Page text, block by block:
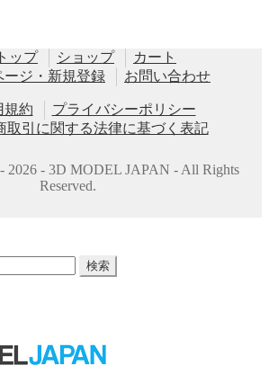
トップ ショップ
カート
ージ・新規登録
お問い合わせ
規約
プライバシーポリシー
取引に関する法律に基づく表記
2026 - 3D MODEL JAPAN - All Rights
Reserved.
検索